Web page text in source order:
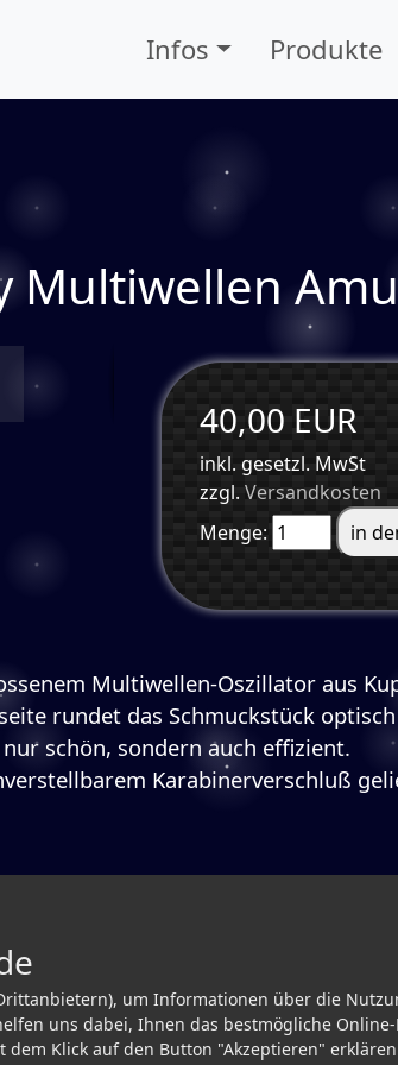
Infos Produkte
Multiwellen
40,00 EUR
inkl. gesetzl. MwSt
zzgl. Versandkosten
Menge:
Multiwellen-Oszillator aus
rundet das Schmuckstück
schön, sondern auch effizient.
Karabinerverschluß
um Informationen über die
uns dabei, Ihnen das bestmögliche
Klick auf den Button "Akzeptieren"